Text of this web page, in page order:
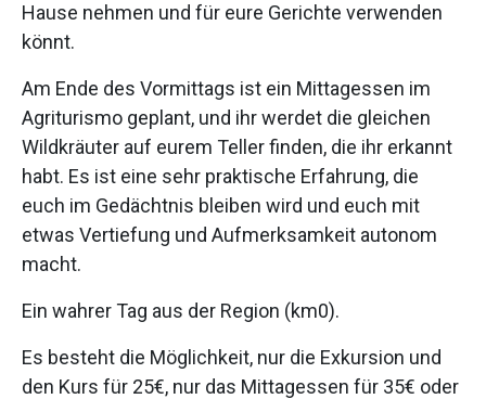
Hause nehmen und für eure Gerichte verwenden
könnt.
Am Ende des Vormittags ist ein Mittagessen im
Agriturismo geplant, und ihr werdet die gleichen
Wildkräuter auf eurem Teller finden, die ihr erkannt
habt. Es ist eine sehr praktische Erfahrung, die
euch im Gedächtnis bleiben wird und euch mit
etwas Vertiefung und Aufmerksamkeit autonom
macht.
Ein wahrer Tag aus der Region (km0).
Es besteht die Möglichkeit, nur die Exkursion und
den Kurs für 25€, nur das Mittagessen für 35€ oder